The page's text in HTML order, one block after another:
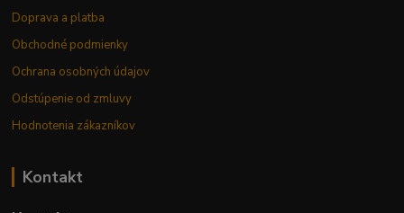
Doprava a platba
Obchodné podmienky
Ochrana osobných údajov
Odstúpenie od zmluvy
Hodnotenia zákazníkov
Kontakt